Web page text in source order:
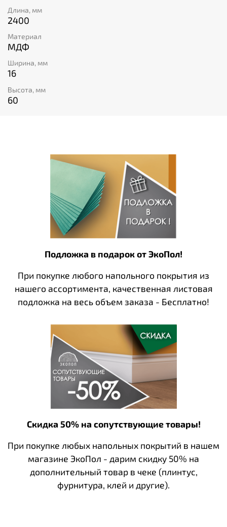
дизайну, они подходят для любых типов интерьеров.
Делайте интерьеры завершенными с напольными
плинтусами из МДФ.
Длина, мм
2400
Материал
МДФ
Ширина, мм
16
Высота, мм
60
Подложка в подарок от ЭкоПол!
При покупке любого напольного покрытия из
нашего ассортимента, качественная листовая
подложка на весь объем заказа - Бесплатно!
Скидка 50% на сопутствующие товары!
При покупке любых напольных покрытий в нашем
магазине ЭкоПол - дарим скидку 50% на
дополнительный товар в чеке (плинтус,
фурнитура, клей и другие).